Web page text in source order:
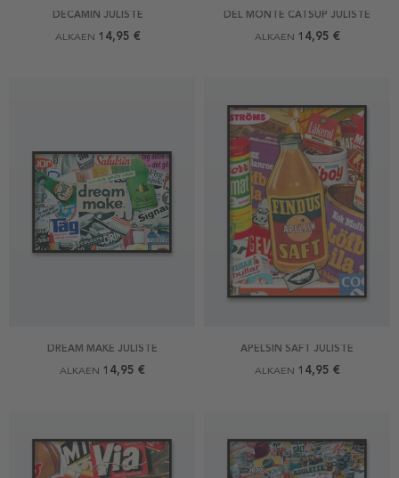
DECAMIN JULISTE
ALKAEN 14,95 €
DEL MONTE CATSUP JULISTE
ALKAEN 14,95 €
DREAM MAKE JULISTE
ALKAEN 14,95 €
APELSIN SAFT JULISTE
ALKAEN 14,95 €